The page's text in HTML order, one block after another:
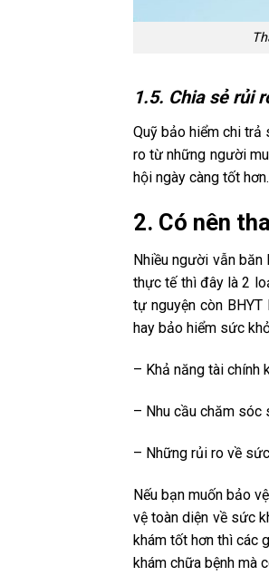
1.5. Chia sẻ rủi
Quỹ bảo hiểm chi trả
ro từ những người
hội ngày càng tốt hơn.
2. Có nên
Nhiều người vẫn
thực tế thì đây là 2
tự nguyện còn
hay bảo hiểm sức
– Khả năng tài chính
– Nhu cầu chăm sóc
– Những rủi ro về
Nếu bạn muốn bảo
vệ toàn diện về sức
khám tốt hơn thì các
khám chữa bệnh mà